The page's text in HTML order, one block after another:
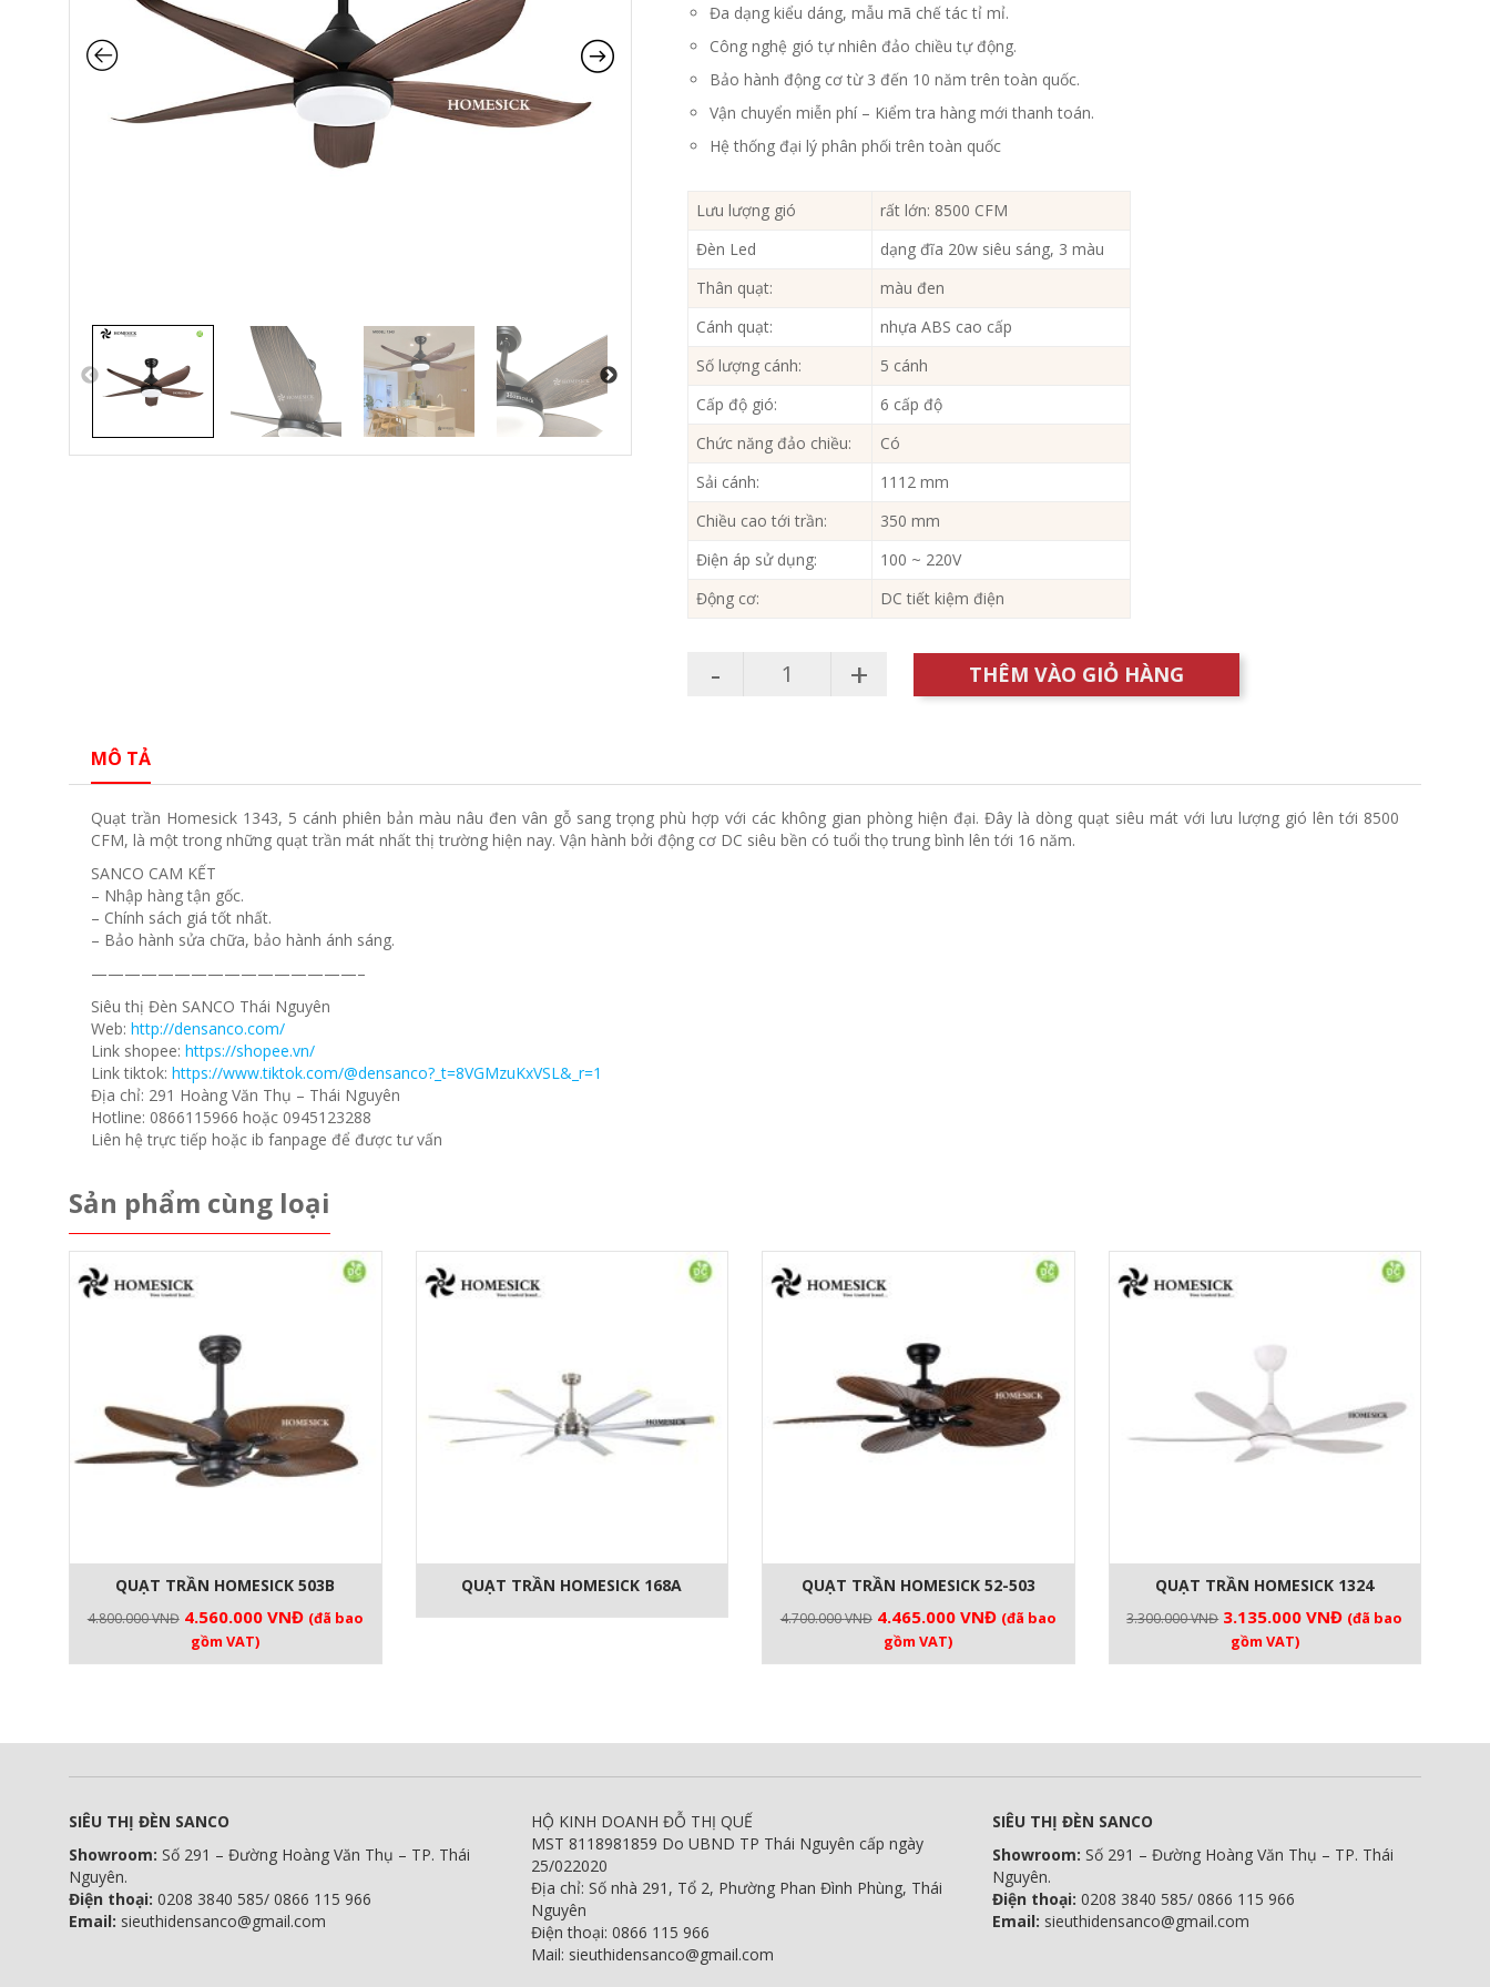
Đa dạng kiểu dáng, mẫu mã chế tác tỉ mỉ.
Công nghệ gió tự nhiên đảo chiều tự động.
Bảo hành động cơ từ 3 đến 10 năm trên toàn quốc.
Vận chuyển miễn phí – Kiểm tra hàng mới thanh toán.
Hệ thống đại lý phân phối trên toàn quốc
Lưu lượng gió
rất lớn: 8500 CFM
Đèn Led
dạng đĩa 20w siêu sáng, 3 màu
Thân quạt:
màu đen
Cánh quạt:
nhựa ABS cao cấp
Số lượng cánh:
5 cánh
Cấp độ gió:
6 cấp độ
Chức năng đảo chiều:
Có
Sải cánh:
1112 mm
Chiều cao tới trần:
350 mm
Điện áp sử dụng:
100 ~ 220V
Động cơ:
DC tiết kiệm điện
- + THÊM VÀO GIỎ HÀNG
MÔ TẢ
Quạt trần Homesick 1343, 5 cánh phiên bản màu nâu đen vân gỗ sang trọng phù hợp với các không gian phòng hiện đại. Đây là dòng quạt siêu mát với lưu lượng gió lên tới 8500
CFM, là một trong những quạt trần mát nhất thị trường hiện nay. Vận hành bởi động cơ DC siêu bền có tuổi thọ trung bình lên tới 16 năm.
SANCO CAM KẾT
– Nhập hàng tận gốc.
– Chính sách giá tốt nhất.
– Bảo hành sửa chữa, bảo hành ánh sáng.
————————————————–
Siêu thị Đèn SANCO Thái Nguyên
Web: http://densanco.com/
Link shopee: https://shopee.vn/
Link tiktok: https://www.tiktok.com/@densanco?_t=8VGMzuKxVSL&_r=1
Địa chỉ: 291 Hoàng Văn Thụ – Thái Nguyên
Hotline: 0866115966 hoặc 0945123288
Liên hệ trực tiếp hoặc ib fanpage để được tư vấn
Sản phẩm cùng loại
QUẠT TRẦN HOMESICK 503B
4.800.000VNĐ Giá
gốc
là:
4.560.000 VNĐGiá
tại
(đã bao
gồm VAT)
QUẠT TRẦN HOMESICK 168A QUẠT TRẦN HOMESICK 52-503
4.700.000VNĐ Giá
gốc
là:
4.465.000 VNĐGiá
tại
(đã bao
gồm VAT)
QUẠT TRẦN HOMESICK 1324
3.300.000VNĐ Giá
gốc
là:
3.135.000VNĐGiá
tại
(đã bao
gồm VAT)
SIÊU THỊ ĐÈN SANCO
Showroom: Số 291 – Đường Hoàng Văn Thụ – TP. Thái
Nguyên.
Điện thoại: 0208 3840 585/ 0866 115 966
Email: sieuthidensanco@gmail.com
HỘ KINH DOANH ĐỖ THỊ QUẾ
MST 8118981859 Do UBND TP Thái Nguyên cấp ngày
25/022020
Địa chỉ: Số nhà 291, Tổ 2, Phường Phan Đình Phùng, Thái
Nguyên
Điện thoại: 0866 115 966
Mail: sieuthidensanco@gmail.com
SIÊU THỊ ĐÈN SANCO
Showroom:Số 291 – Đường Hoàng Văn Thụ – TP. Thái
Nguyên.
Điện thoại: 0208 3840 585/ 0866 115 966
Email: sieuthidensanco@gmail.com